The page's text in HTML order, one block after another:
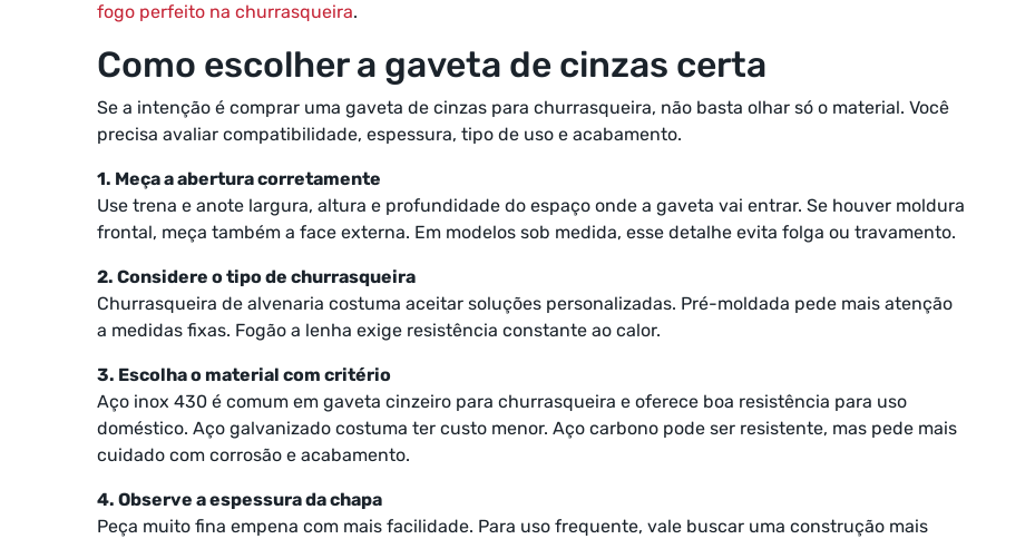
fogo perfeito na churrasqueira.
Como escolher a gaveta de cinzas certa
Se a intenção é comprar uma gaveta de cinzas para churrasqueira, não basta olhar só o material. Você
precisa avaliar compatibilidade, espessura, tipo de uso e acabamento.
1. Meça a abertura corretamente
Use trena e anote largura, altura e profundidade do espaço onde a gaveta vai entrar. Se houver moldura
frontal, meça também a face externa. Em modelos sob medida, esse detalhe evita folga ou travamento.
2. Considere o tipo de churrasqueira
Churrasqueira de alvenaria costuma aceitar soluções personalizadas. Pré-moldada pede mais atenção
a medidas fixas. Fogão a lenha exige resistência constante ao calor.
3. Escolha o material com critério
Aço inox 430 é comum em gaveta cinzeiro para churrasqueira e oferece boa resistência para uso
doméstico. Aço galvanizado costuma ter custo menor. Aço carbono pode ser resistente, mas pede mais
cuidado com corrosão e acabamento.
4. Observe a espessura da chapa
Peça muito fina empena com mais facilidade. Para uso frequente, vale buscar uma construção mais